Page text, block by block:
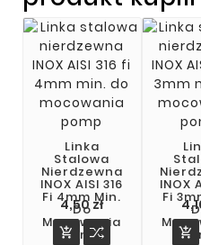
Linka
Stalowa
Nierdzewna
INOX AISI 316
Fi 4mm Min.
Do
Mocowania
Pomp
4,50 zł

INOX
Fi
